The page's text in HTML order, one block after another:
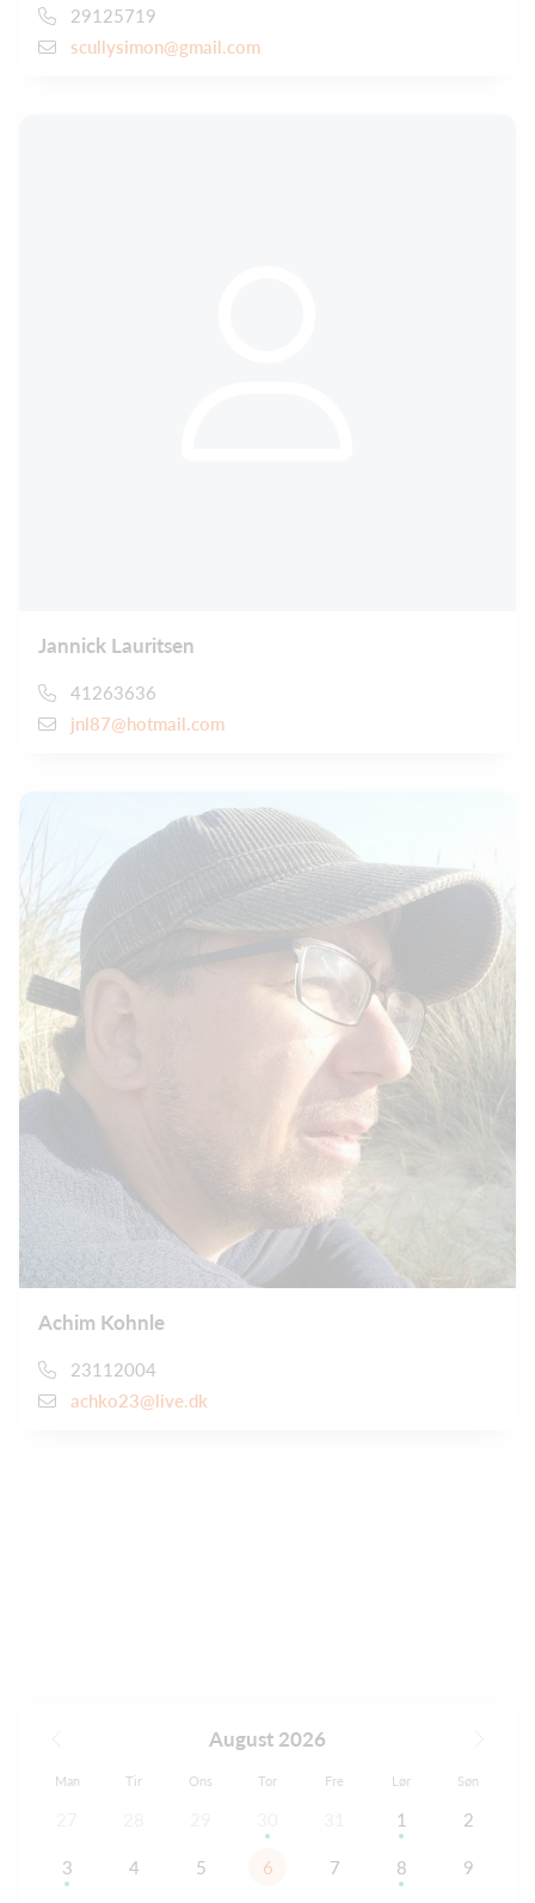
29125719
scullysimon@gmail.com
Jannick Lauritsen
41263636
jnl87@hotmail.com
Achim Kohnle
23112004
achko23@live.dk
August 2026
Man Tir Ons Tor Fre Lør Søn
1 2
3 4 5 6 7 8 9